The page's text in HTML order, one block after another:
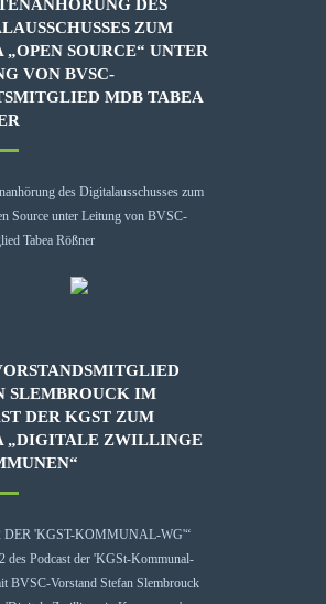
DES
ZUM
„OPEN SOURCE“ UNTER
VON BVSC-
MDB TABEA
SLEMBROUCK IM
DER KGST ZUM
„DIGITALE ZWILLINGE
DER 'KGST-KOMMUNAL-WG'“